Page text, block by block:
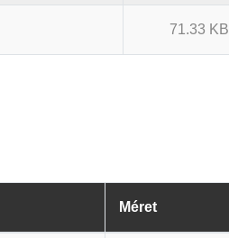
71.33 KB
Méret